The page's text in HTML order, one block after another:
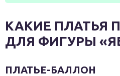
КАКИЕ ПЛАТЬЯ
ДЛЯ ФИГУРЫ
ПЛАТЬЕ-БАЛЛОН